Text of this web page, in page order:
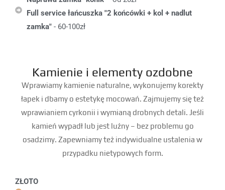
Full service łańcuszka "2 końcówki + kol + nadlut
zamka" - 60-100zł
Kamienie i elementy ozdobne
Wprawiamy kamienie naturalne, wykonujemy korekty
łapek i dbamy o estetykę mocowań. Zajmujemy się też
wprawianiem cyrkonii i wymianą drobnych detali. Jeśli
kamień wypadł lub jest luźny – bez problemu go
osadzimy. Zapewniamy też indywidualne ustalenia w
przypadku nietypowych form.
ZŁOTO